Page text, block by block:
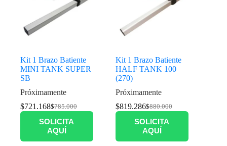
Kit 1 Brazo Batiente
MINI TANK SUPER
SB
Próximamente
$785.000
$721.168
SOLICITA
AQUÍ
Kit 1 Brazo Batiente
HALF TANK 100
(270)
Próximamente
$880.000
$819.286
SOLICITA
AQUÍ